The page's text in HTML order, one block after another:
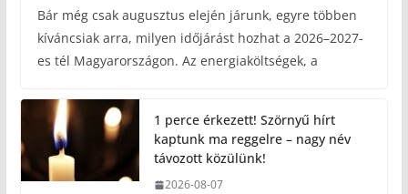
Bár még csak augusztus elején járunk, egyre többen
kíváncsiak arra, milyen időjárást hozhat a 2026–2027-
es tél Magyarországon. Az energiaköltségek, a
1 perce érkezett! Szörnyű hírt
kaptunk ma reggelre – nagy név
távozott közülünk!
2026-08-07